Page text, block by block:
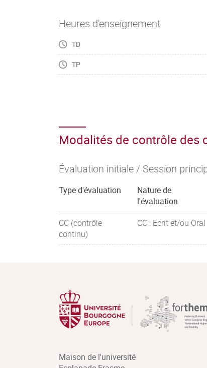
Heures d'enseignement
TD
TP
Modalités de contrôle des
Évaluation initiale / Session
Type d'évaluation
Nature de
l'évaluation
CC (contrôle
continu)
CC : Ecrit et/ou Oral
Maison de l'université